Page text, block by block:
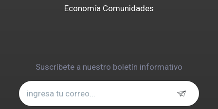
Economía Comunidades
Suscríbete a nuestro boletín informativo